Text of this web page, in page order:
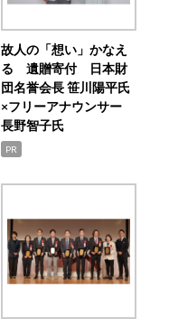
故人の「想い」かなえ
る 遺贈寄付 日本財
団名誉会長 笹川陽平氏
×フリーアナウンサー
長野智子氏
PR